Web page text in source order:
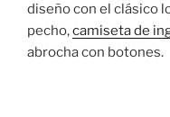
diseño con el clásico
pecho,camiseta de
abrocha con botones.